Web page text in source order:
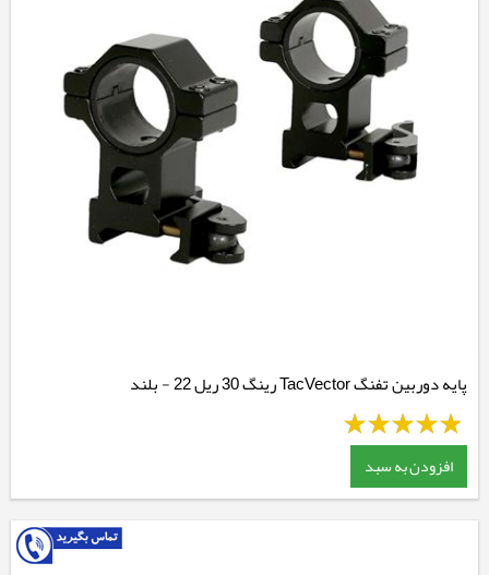
پایه دوربین تفنگ TacVector رینگ 30 ریل 22 - بلند
افزودن به سبد